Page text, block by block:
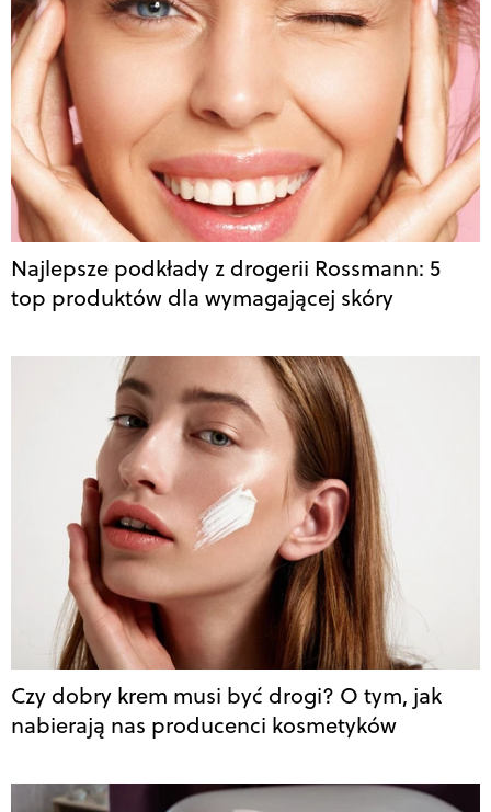
Najlepsze podkłady z drogerii Rossmann: 5
top produktów dla wymagającej skóry
Czy dobry krem musi być drogi? O tym, jak
nabierają nas producenci kosmetyków